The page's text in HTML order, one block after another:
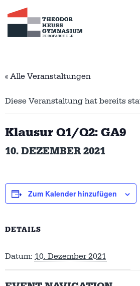
« Alle Veranstaltungen
Diese Veranstaltung hat bereits
Klausur Q1/Q2: GA9
10. DEZEMBER 2021
Zum Kalender hinzufügen
DETAILS
Datum: 10. Dezember 2021